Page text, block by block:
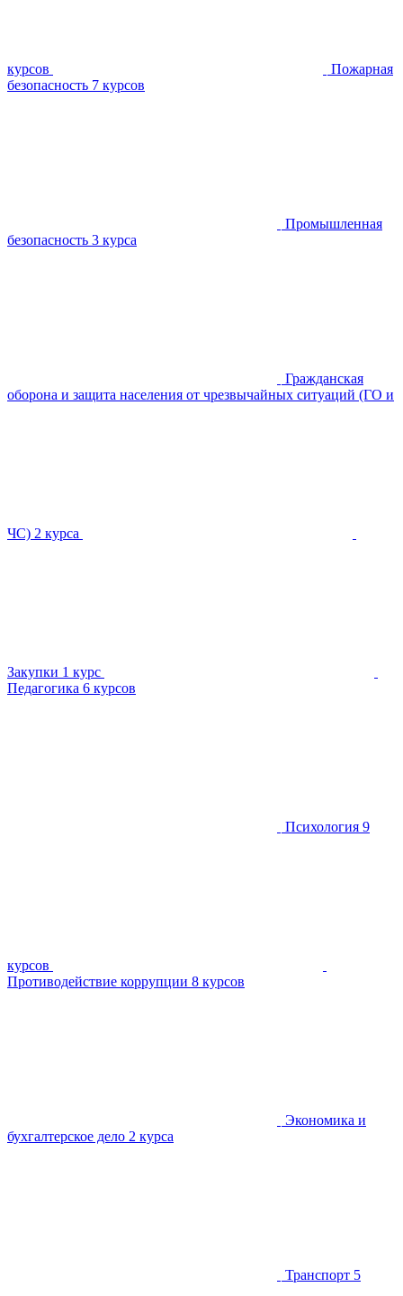
курсов
Пожарная
безопасность 7 курсов
Промышленная
безопасность 3 курса
Гражданская
оборона и защита населения от чрезвычайных ситуаций (ГО и
ЧС) 2 курса
Закупки 1 курс
Педагогика 6 курсов
Психология 9
курсов
Противодействие коррупции 8 курсов
Экономика и
бухгалтерское дело 2 курса
Транспорт 5